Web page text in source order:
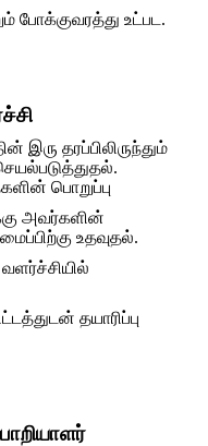
போக்குவரத்து உட்பட.
இரு தரப்பிலிருந்தும்
பொறுப்பு
அவர்களின்
உதவுதல்.
தயாரிப்பு